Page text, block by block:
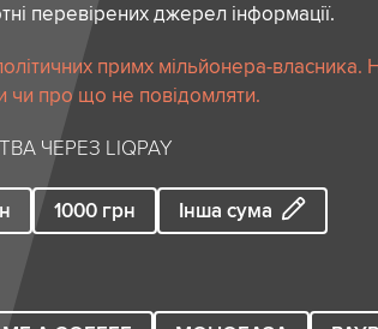
перевірених джерел інформації.
примх мільйонера-власника.
чи про що не повідомляти.
ЧЕРЕЗ LIQPAY
1000 грн Інша сума